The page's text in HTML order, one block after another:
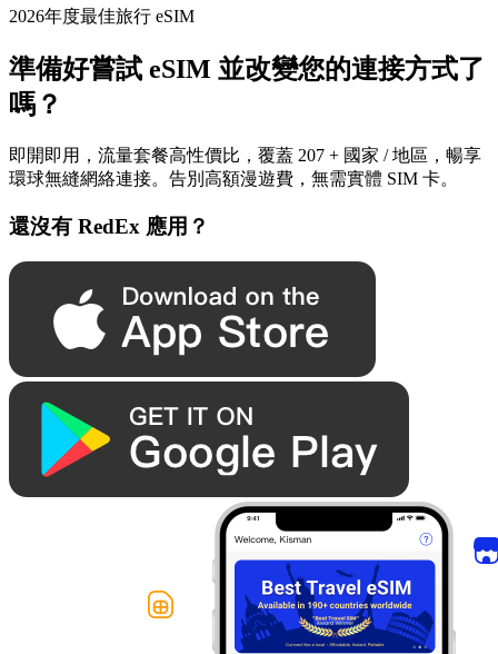
2026年度最佳旅行 eSIM
準備好嘗試 eSIM 並改變您的連接方式了
嗎？
即開即用，流量套餐高性價比，覆蓋 207 + 國家 / 地區，暢享
環球無縫網絡連接。告別高額漫遊費，無需實體 SIM 卡。
還沒有 RedEx 應用？